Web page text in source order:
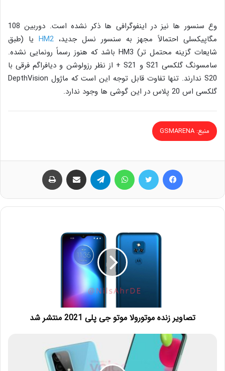
وع سنسور ها نیز در اینفوگرافی ها ذکر نشده است. دوربین 108
مگاپیکسلی احتمالاً مجهز به سنسور نسل جدید، HM2 یا (طبق
شایعات گزینه محتمل تر) HM3 باشد که هنوز رسماً رونمایی نشده.
سامسونگ گلکسی S21 و S21 + از نظر رزولوشن و دیافراگم فرقی با
S20 ندارند. تنها تفاوت قابل توجه این است که ماژول DepthVision
گلکسی اس 20 پلاس در این گوشی ها وجود ندارد.
منبع: GSMARENA
تصاویر زنده موتورولا موتو جی پلی 2021 منتشر شد